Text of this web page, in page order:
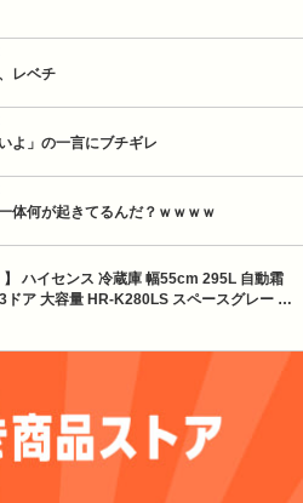
レベチ
よ」の一言にブチギレ
体何が起きてるんだ？ｗｗｗｗ
ハイセンス 冷蔵庫 幅55cm 295L 自動霜
ドア 大容量 HR-K280LS スペースグレー …